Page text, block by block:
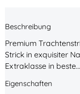
Beschreibung
Premium
Strick in exquisiter
Extraklasse in beste…
Eigenschaften